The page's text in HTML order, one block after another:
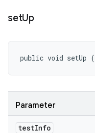
setUp
public void setUp (
Parameter
testInfo